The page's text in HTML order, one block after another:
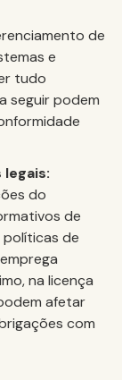
de
e
tudo
seguir podem
do
de
de
na licença
afetar
com